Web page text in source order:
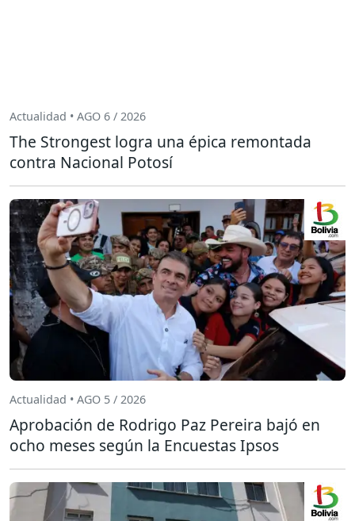
Actualidad • AGO 6 / 2026
The Strongest logra una épica remontada
contra Nacional Potosí
Actualidad • AGO 5 / 2026
Aprobación de Rodrigo Paz Pereira bajó en
ocho meses según la Encuestas Ipsos